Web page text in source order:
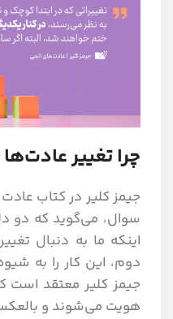
چرا تغییر
جیمز کلیر در کتاب
سوال، می‌گوید که دو
اینکه ما به دنبال
دوم، این کار را به
جیمز کلیر معتقد
هویت می‌شوند و